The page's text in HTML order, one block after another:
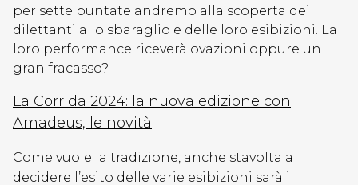
per sette puntate andremo alla scoperta dei
dilettanti allo sbaraglio e delle loro esibizioni. La
loro performance riceverà ovazioni oppure un
gran fracasso?
La Corrida 2024: la nuova edizione con
Amadeus, le novità
Come vuole la tradizione, anche stavolta a
decidere l’esito delle varie esibizioni sarà il